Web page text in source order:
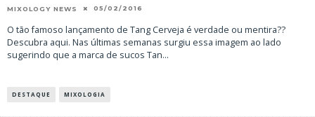
MIXOLOGY NEWS 05/02/2016
O tão famoso lançamento de Tang Cerveja é verdade ou mentira??
Descubra aqui. Nas últimas semanas surgiu essa imagem ao lado
sugerindo que a marca de sucos Tan...
DESTAQUE MIXOLOGIA